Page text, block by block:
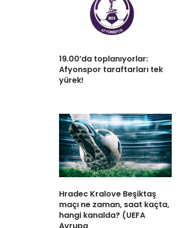
19.00’da toplanıyorlar:
Afyonspor taraftarları tek
yürek!
Hradec Kralove Beşiktaş
maçı ne zaman, saat kaçta,
hangi kanalda? (UEFA